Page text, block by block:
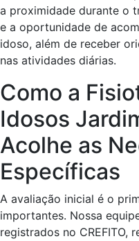
a proximidade durante o
e a oportunidade de
idoso, além de receber
nas atividades diárias.
Como a
Idosos
Acolhe as
Específicas
A avaliação inicial é o
importantes. Nossa
registrados no CREFITO,